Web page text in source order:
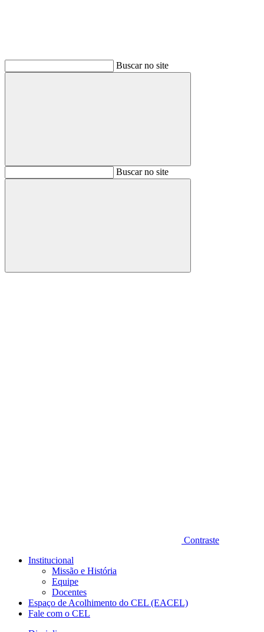
Buscar no site
BuscarBuscar no site
Buscar
Contraste
Institucional
Missão e História
Equipe
Docentes
Espaço de Acolhimento do CEL (EACEL)
Fale com o CEL